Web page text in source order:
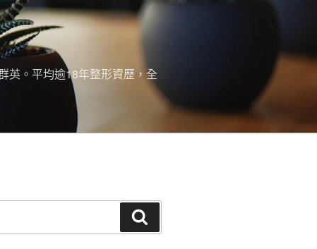
英。平均逾18年整形資歷，全
尋